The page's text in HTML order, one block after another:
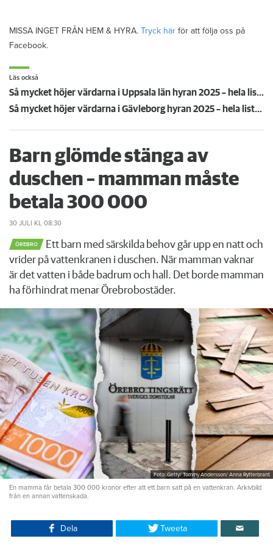
MISSA INGET FRÅN HEM & HYRA. Tryck här för att följa oss på
Facebook.
Läs också
Så mycket höjer värdarna i Uppsala län hyran 2025 – hela listan
Så mycket höjer värdarna i Gävleborg hyran 2025 – hela listan
Barn glömde stänga av
duschen – mamman måste
betala 300 000
30 JULI KL 08:30
ÖREBRO
Ett barn med särskilda behov går upp en natt och
vrider på vattenkranen i duschen. När mamman vaknar
är det vatten i både badrum och hall. Det borde mamman
ha förhindrat menar Örebrobostäder.
Foto: Getty/ Tommy Andersson/ Anna Rytterbrant
En mamma får betala 300 000 kronor efter att ett barn satt på en vattenkran. Arkivbild
från en annan vattenskada.
Dela Tweeta